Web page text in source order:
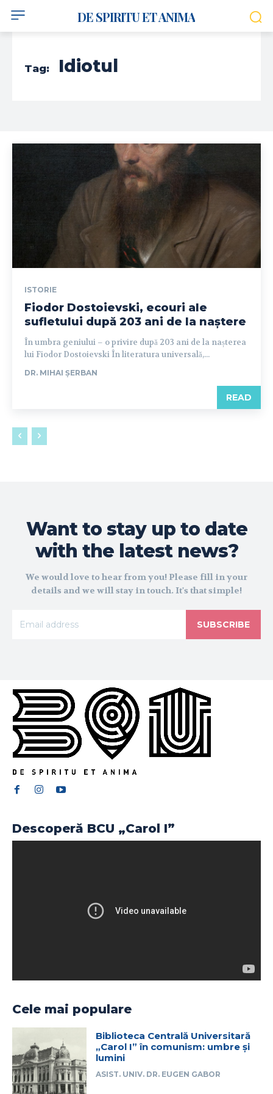
DE SPIRITU ET ANIMA
Tag: Idiotul
ISTORIE
Fiodor Dostoievski, ecouri ale
sufletului după 203 ani de la naștere
În umbra geniului – o privire după 203 ani de la nașterea
lui Fiodor Dostoievski În literatura universală,...
DR. MIHAI ȘERBAN
READ
Want to stay up to date
with the latest news?
We would love to hear from you! Please fill in your
details and we will stay in touch. It's that simple!
SUBSCRIBE
Descoperă BCU „Carol I”
Cele mai populare
Biblioteca Centrală Universitară
„Carol I” în comunism: umbre și
lumini
ASIST. UNIV. DR. EUGEN GABOR